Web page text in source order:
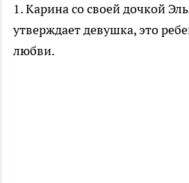
1. Карина со своей дочкой
утверждает девушка, это
любви.